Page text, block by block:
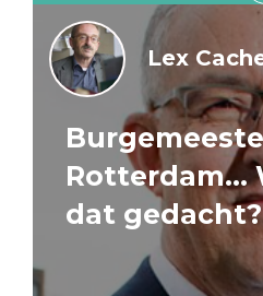
Lex
Rotterdam…
dat gedacht?